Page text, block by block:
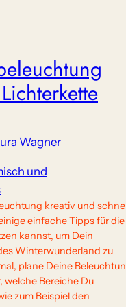
Wagner
und
kreativ und
einfache Tipps für die
kannst, um Dein
Winterwunderland zu
plane Deine
welche Bereiche Du
zum Beispiel den